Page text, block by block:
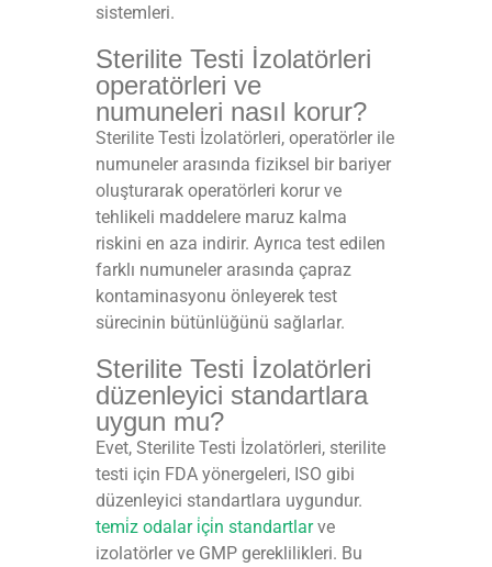
sistemleri.
Sterilite Testi İzolatörleri
operatörleri ve
numuneleri nasıl korur?
Sterilite Testi İzolatörleri, operatörler ile
numuneler arasında fiziksel bir bariyer
oluşturarak operatörleri korur ve
tehlikeli maddelere maruz kalma
riskini en aza indirir. Ayrıca test edilen
farklı numuneler arasında çapraz
kontaminasyonu önleyerek test
sürecinin bütünlüğünü sağlarlar.
Sterilite Testi İzolatörleri
düzenleyici standartlara
uygun mu?
Evet, Sterilite Testi İzolatörleri, sterilite
testi için FDA yönergeleri, ISO gibi
düzenleyici standartlara uygundur.
temi̇z odalar i̇çi̇n standartlarve
izolatörler ve GMP gereklilikleri. Bu